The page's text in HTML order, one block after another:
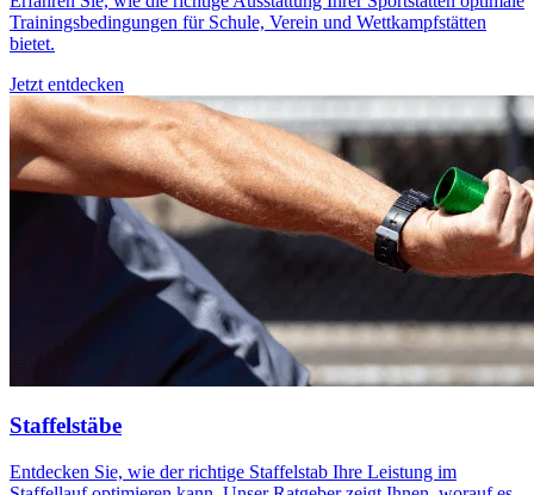
Trainingsbedingungen für Schule, Verein und Wettkampfstätten
bietet.
Jetzt entdecken
Staffelstäbe
Entdecken Sie, wie der richtige Staffelstab Ihre Leistung im